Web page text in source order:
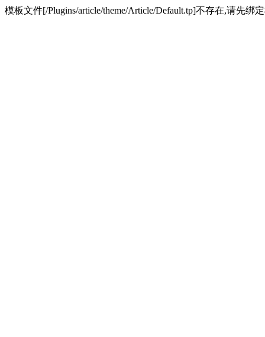
模板文件[/Plugins/article/theme/Article/Default.tp]不存在,请先绑